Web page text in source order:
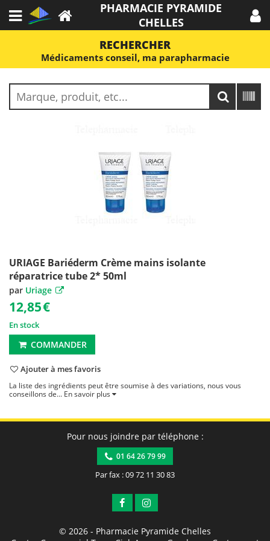
PHARMACIE PYRAMIDE
CHELLES
RECHERCHER
Médicaments conseil, ma parapharmacie
URIAGE Bariéderm Crème mains isolante
réparatrice tube 2* 50ml
par Uriage
12,85€
En stock
COMMANDER
Ajouter à mes favoris
La liste des ingrédients peut être soumise à des variations, nous vous
conseillons de... En savoir plus
Pour nous joindre par téléphone :
01 64 26 79 99
Par fax : 09 72 11 30 83
© 2026 - Pharmacie Pyramide Chelles